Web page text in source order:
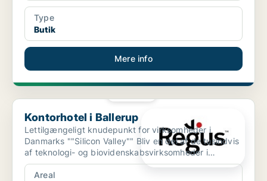
Type
Butik
Mere info
Kontorhotel i Ballerup
Kontorhotel i Ballerup
Lettilgængeligt knudepunkt for virksomheder i
Danmarks ""Silicon Valley"" Bliv en del af de tusindvis
af teknologi- og biovidenskabsvirksomheder i
Ballerups...
Areal